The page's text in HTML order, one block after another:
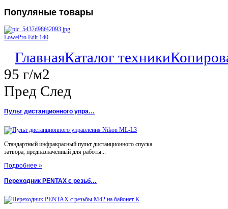
Популяные товары
LowePro Edit 140
ГлавнаяКаталог техники
95 г/м2
Пред След
Пульт дистанционного упра…
Стандартный инфракрасный пульт дистанционного спуска
затвора, предназначенный для работы...
Подробнее »
Переходник PENTAX с резьб…